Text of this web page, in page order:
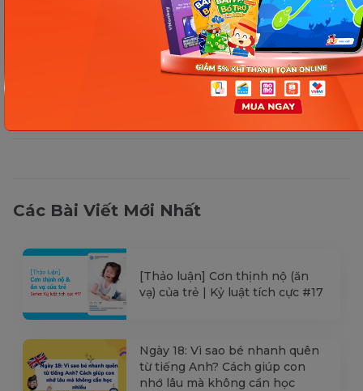
Các Bài Viết Mới Nhất
[Thảo luận] Cơn thịnh nộ (ăn
vạ) của trẻ | Kỷ luật tích cực #17
Ngày 18: Vì sao bé nhanh quên
từ tiếng Anh? Cách giúp con
nhớ lâu mà không cần học